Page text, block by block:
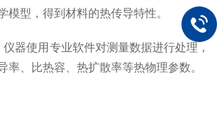
模型，得到材料的热传导特性。
使用专业软件对测量数据进行处理，
率、比热容、热扩散率等热物理参数。